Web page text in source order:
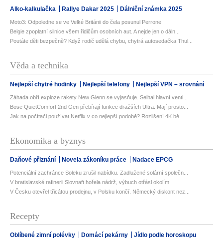
Alko-kalkulačka Rallye Dakar 2025 Dálniční známka 2025
Moto3: Odpoledne se ve Velké Británii do čela posunul Perrone
Belgie zpoplatní silnice všem řidičům osobních aut. A nejde jen o dáln...
Poutáte děti bezpečně? Když rodič udělá chybu, chytrá autosedačka Thul...
Věda a technika
Nejlepší chytré hodinky Nejlepší telefony Nejlepší VPN – srovnání
Záhada obří exploze rakety New Glenn se vyjasňuje. Selhal hlavní venti...
Bose QuietComfort 2nd Gen přebírají funkce dražších Ultra. Mají prosto...
Jak na počítači používat Netflix v co nejlepší podobě? Rozlišení 4K bě...
Ekonomika a byznys
Daňové přiznání Novela zákoníku práce Nadace EPCG
Potenciální zachránce Soleku zrušil nabídku. Zadlužené solární společn...
V bratislavské rafinerii Slovnaft hořela nádrž, výbuch otřásl okolím
V Česku otevřel třicátou prodejnu, v Polsku končí. Německý diskont nez...
Recepty
Oblíbené zimní polévky Domácí pekárny Jídlo podle horoskopu